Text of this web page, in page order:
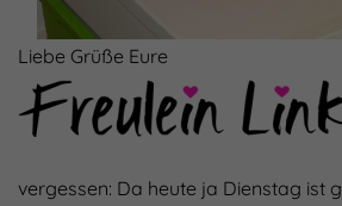
Liebe Grüße Eure
vergessen: Da heute ja Dienstag ist